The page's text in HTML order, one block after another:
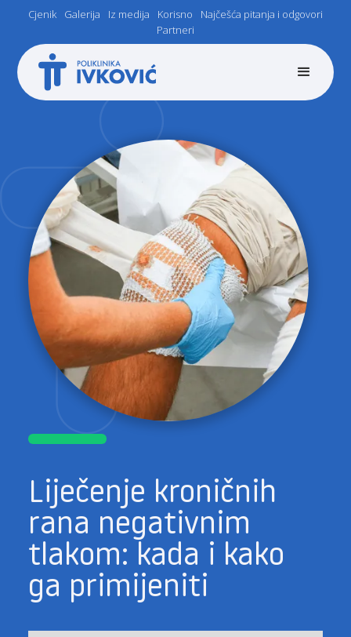
Cjenik Galerija Iz medija Korisno
Najčešća pitanja i odgovori
Partneri
Liječenje kroničnih
rana negativnim
tlakom: kada i kako
ga primijeniti